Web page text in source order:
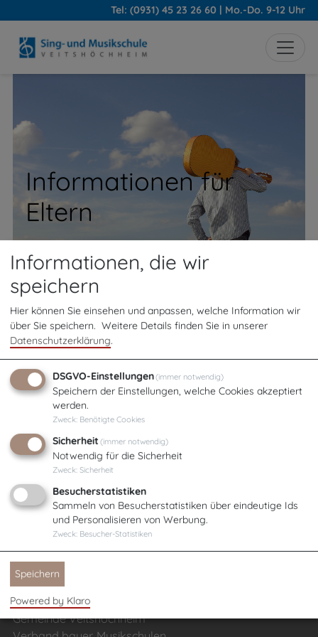
Tel: (0931) 45 23 26 60 | Mo.-Do. 9-12 Uhr
Informationen für
Eltern
Unser A-Z Leitfaden für Eltern
Damit Sie und Ihr Kind den bestmöglichen Start
bei uns haben, haben wir die wichtigsten
Informationen rund um den Musikschulalltag
übersichtlich von A bis Z zusammengestellt. Ob
Anmeldung, Instrumentenausleihe oder Vorspiele
- hier finden Sie Antworten auf viele Fragen auf
einen Blick:
A-Z für Eltern
Gemeinde Veitshöchheim
Informationen, die wir
speichern
Hier können Sie einsehen und anpassen, welche Information wir
über Sie speichern. Weitere Details finden Sie in unserer
Datenschutzerklärung.
DSGVO-Einstellungen(immer notwendig)
Speichern der Einstellungen, welche Cookies akzeptiert
werden.
Zweck: Benötigte Cookies
Sicherheit (immer notwendig)
Notwendig für die Sicherheit
Zweck: Sicherheit
Besucherstatistiken
Sammeln von Besucherstatistiken über eindeutige Ids
und Personalisieren von Werbung.
Zweck: Besucher-Statistiken
Speichern
Powered by Klaro